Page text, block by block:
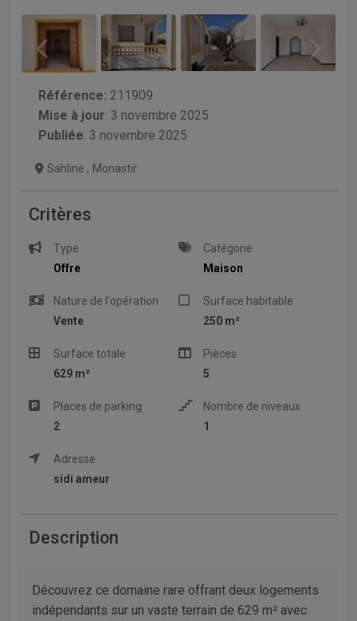
Référence: 211909
Mise à jour: 3 novembre 2025
Publiée: 3 novembre 2025
Sahline , Monastir
Critères
Type
Offre
Catégorie
Maison
Nature de l'opération
Vente
Surface habitable
250 m²
Surface totale
629 m²
Pièces
5
Places de parking
2
Nombre de niveaux
1
Adresse
sidi ameur
Description
Découvrez ce domaine rare offrant deux logements
indépendants sur un vaste terrain de 629 m² avec